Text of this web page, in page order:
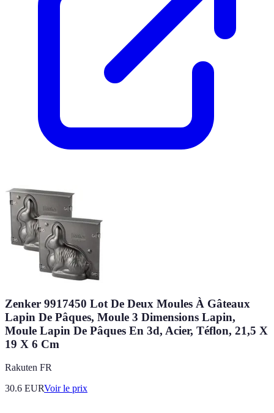
Zenker 9917450 Lot De Deux Moules À Gâteaux
Lapin De Pâques, Moule 3 Dimensions Lapin,
Moule Lapin De Pâques En 3d, Acier, Téflon, 21,5 X
19 X 6 Cm
Rakuten FR
30.6 EURVoir le prix